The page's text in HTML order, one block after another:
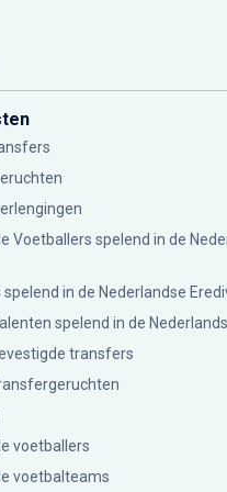
Voetballers spelend in de
in de Nederlandse
spelend in de
transfers
voetballers
voetbalteams